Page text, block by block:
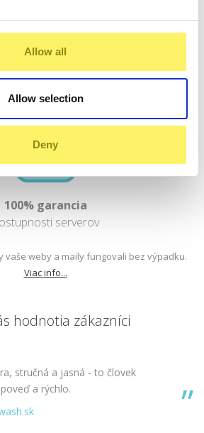
Allow all
Allow selection
Deny
rýchlo a ochotne vyriešia akýkoľvek
100% garancia
serverov
vaše weby a maily fungovali bez výpadku.
Viac info...
hodnotia zákazníci
stručná a jasná - to človek
a rýchlo.